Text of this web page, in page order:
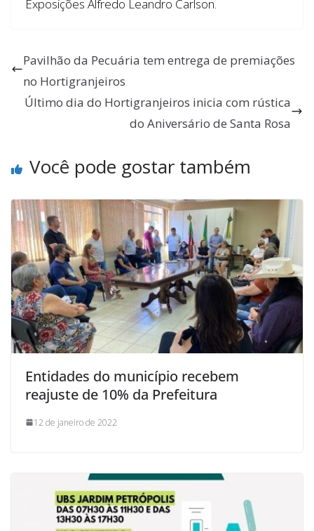
Exposições Alfredo Leandro Carlson.
Pavilhão da Pecuária tem entrega de premiações
no Hortigranjeiros
Último dia do Hortigranjeiros inicia com rústica
do Aniversário de Santa Rosa
Você pode gostar também
Entidades do município recebem
reajuste de 10% da Prefeitura
12 de janeiro de 2022